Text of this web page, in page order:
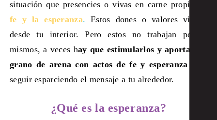
situación que presencies o vivas en carne propia:
fe y la esperanza.Estos dones o valores vienen
desde tu interior. Pero estos no trabajan por sí
mismos, a veces hay que estimularlos y aportar un
grano de arena con actos de fe y esperanza
seguir esparciendo el mensaje a tu alrededor.
¿Qué es la esperanza?